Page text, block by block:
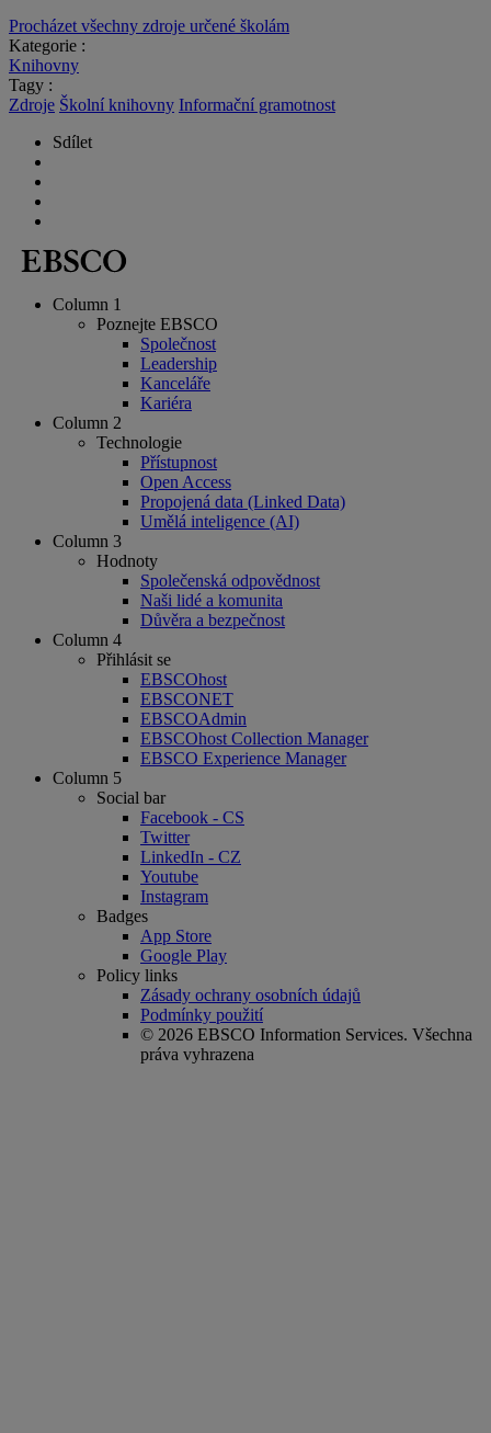
Procházet všechny zdroje určené školám
Kategorie :
Knihovny
Tagy :
Zdroje Školní knihovny Informační gramotnost
Sdílet
Column 1
Poznejte EBSCO
Společnost
Leadership
Kanceláře
Kariéra
Column 2
Technologie
Přístupnost
Open Access
Propojená data (Linked Data)
Umělá inteligence (AI)
Column 3
Hodnoty
Společenská odpovědnost
Naši lidé a komunita
Důvěra a bezpečnost
Column 4
Přihlásit se
EBSCOhost
EBSCONET
EBSCOAdmin
EBSCOhost Collection Manager
EBSCO Experience Manager
Column 5
Social bar
Facebook - CS
Twitter
LinkedIn - CZ
Youtube
Instagram
Badges
App Store
Google Play
Policy links
Zásady ochrany osobních údajů
Podmínky použití
© 2026 EBSCO Information Services. Všechna
práva vyhrazena